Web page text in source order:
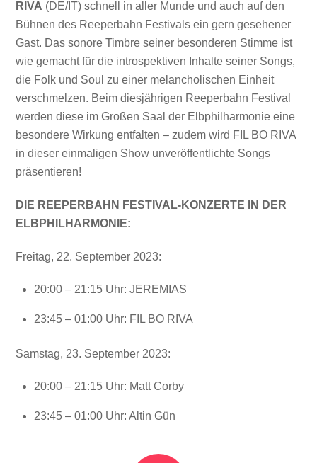
RIVA (DE/IT) schnell in aller Munde und auch auf den
Bühnen des Reeperbahn Festivals ein gern gesehener
Gast. Das sonore Timbre seiner besonderen Stimme ist
wie gemacht für die introspektiven Inhalte seiner Songs,
die Folk und Soul zu einer melancholischen Einheit
verschmelzen. Beim diesjährigen Reeperbahn Festival
werden diese im Großen Saal der Elbphilharmonie eine
besondere Wirkung entfalten – zudem wird FIL BO RIVA
in dieser einmaligen Show unveröffentlichte Songs
präsentieren!
DIE REEPERBAHN FESTIVAL-KONZERTE IN DER
ELBPHILHARMONIE:
Freitag, 22. September 2023:
20:00 – 21:15 Uhr: JEREMIAS
23:45 – 01:00 Uhr: FIL BO RIVA
Samstag, 23. September 2023:
20:00 – 21:15 Uhr: Matt Corby
23:45 – 01:00 Uhr: Altin Gün